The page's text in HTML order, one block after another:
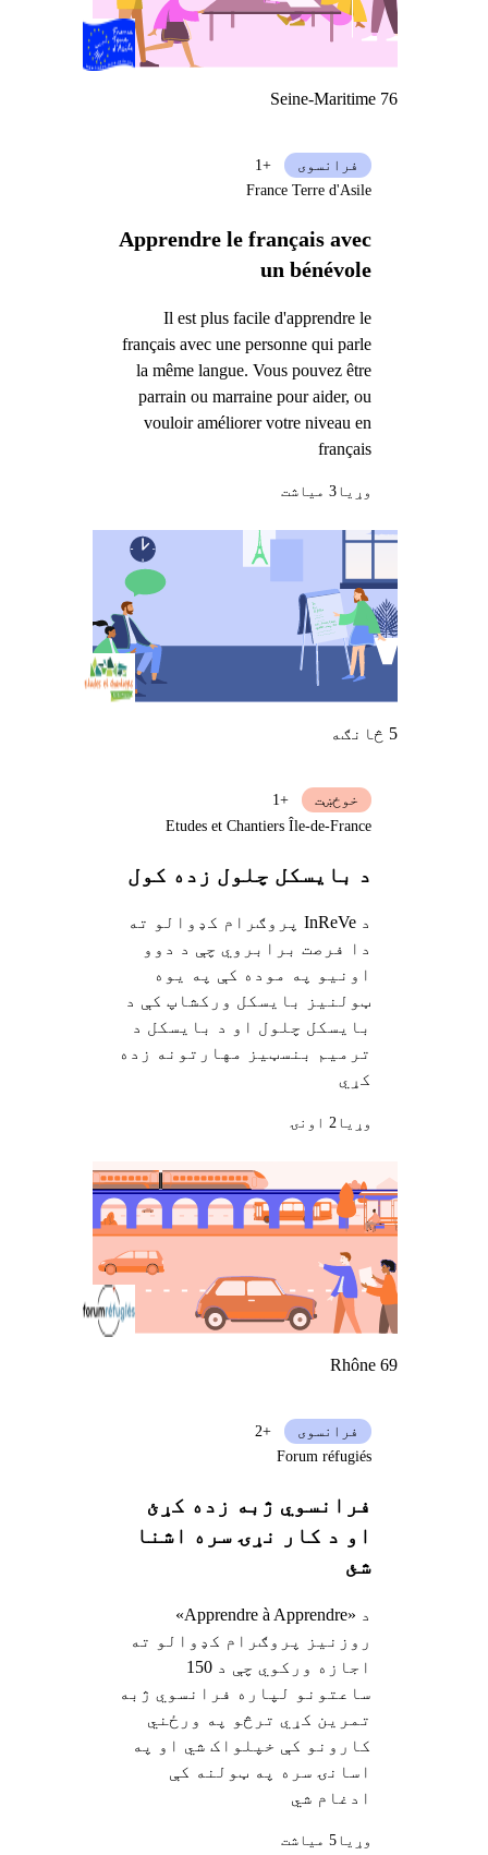
Seine-Maritime 76
Apprendre le français avec
un bénévole
Il est plus facile d'apprendre le
français avec une personne qui parle
la même langue. Vous pouvez être
parrain ou marraine pour aider, ou
vouloir améliorer votre niveau en
français
فرانسوی
+1
France Terre d'Asile
وړيا3 میاشت
5 څانګه
د بایسکل چلول زده کول
د InReVe پروګرام کډوالو ته
دا فرصت برابروي چې د دوو
اونیو په موده کې په یوه
ټولنیز بایسکل ورکشاپ کې د
بایسکل چلول او د بایسکل د
ترمیم بنسټیز مهارتونه زده
کړي
خوځښت
+1
Etudes et Chantiers Île-de-France
وړيا 2 اونۍ
Rhône 69
فرانسوي ژبه زده کړئ
او د کار نړۍ سره اشنا
شئ
د «Apprendre à Apprendre»
روزنیز پروګرام کډوالو ته
اجازه ورکوي چې د 150
ساعتونو لپاره فرانسوي ژبه
تمرین کړي ترڅو په ورځني
کارونو کې خپلواک شي او په
اسانۍ سره په ټولنه کې
ادغام شي
فرانسوی
+2
Forum réfugiés
وړيا5 میاشت